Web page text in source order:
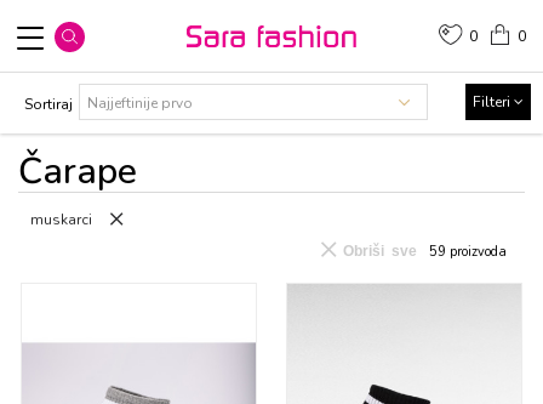
0
0
Čarapе
Sortiraj Filteri
muskarci
59 proizvoda
Obriši sve